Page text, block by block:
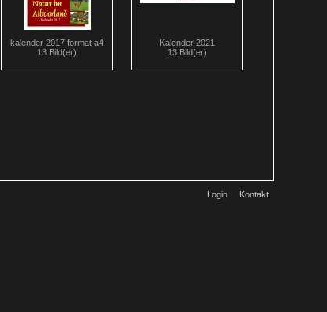
kalender 2017 format a4
13 Bild(er)
Kalender 2021
13 Bild(er)
Login Kontakt